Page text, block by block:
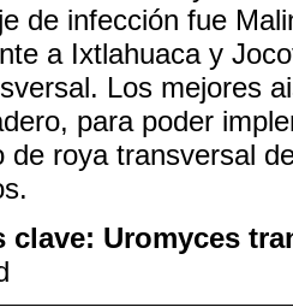
de infección fue
a Ixtlahuaca y
Los mejores
para poder
de roya transversal
clave: Uromyces